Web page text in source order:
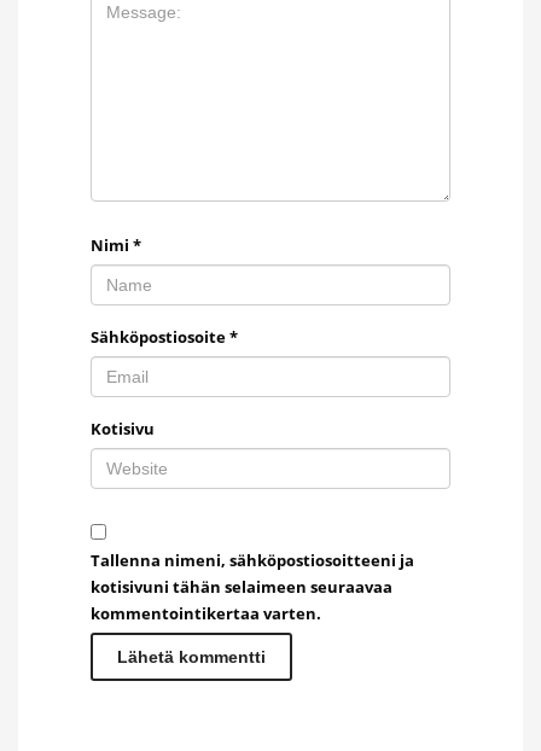
Nimi *
Sähköpostiosoite*
Kotisivu
Tallenna nimeni, sähköpostiosoitteeni ja
kotisivuni tähän selaimeen seuraavaa
kommentointikertaa varten.